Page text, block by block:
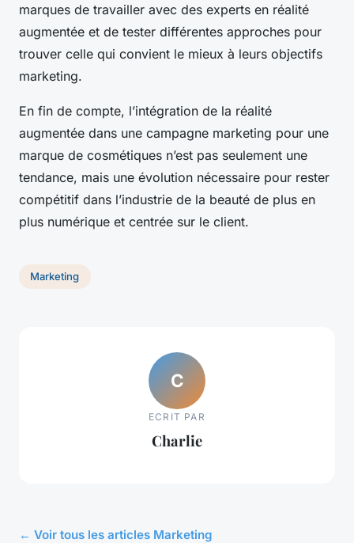
marques de travailler avec des experts en réalité
augmentée et de tester différentes approches pour
trouver celle qui convient le mieux à leurs objectifs
marketing.
En fin de compte, l’intégration de la réalité
augmentée dans une campagne marketing pour une
marque de cosmétiques n’est pas seulement une
tendance, mais une évolution nécessaire pour rester
compétitif dans l’industrie de la beauté de plus en
plus numérique et centrée sur le client.
Marketing
C
ECRIT PAR
Charlie
← Voir tous les articles Marketing